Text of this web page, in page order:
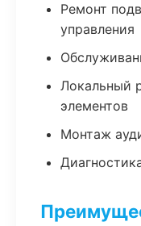
Ремонт
управления
Локальный
элементов
Монтаж